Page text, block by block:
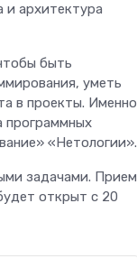
и архитектура
быть
уметь
в проекты. Именно
программных
«Нетологии».
задачами. Прием
открыт с 20